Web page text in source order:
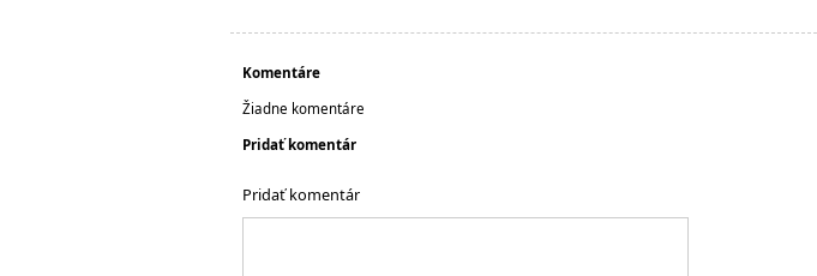
Komentáre
Žiadne komentáre
Pridať komentár
Pridať komentár